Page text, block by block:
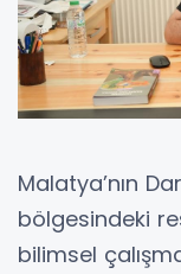
Malatya’nın
bölgesindeki
bilimsel